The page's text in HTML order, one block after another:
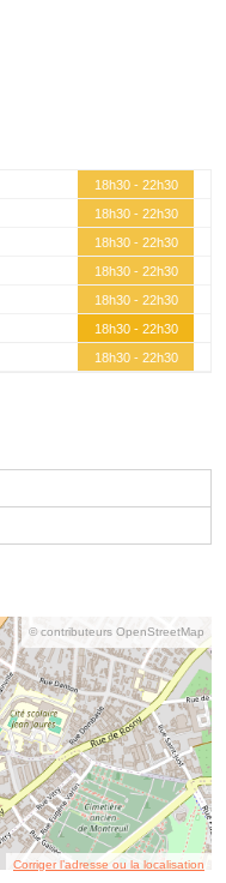
18h30 - 22h30
18h30 - 22h30
18h30 - 22h30
18h30 - 22h30
18h30 - 22h30
18h30 - 22h30
18h30 - 22h30
© contributeurs OpenStreetMap
Corriger l’adresse ou la localisation